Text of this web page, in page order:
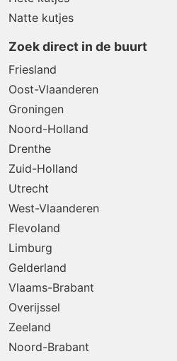
Natte kutjes
Zoek direct in de buurt
Friesland
Oost-Vlaanderen
Groningen
Noord-Holland
Drenthe
Zuid-Holland
Utrecht
West-Vlaanderen
Flevoland
Limburg
Gelderland
Vlaams-Brabant
Overijssel
Zeeland
Noord-Brabant